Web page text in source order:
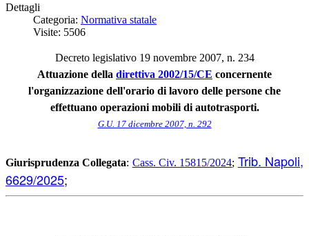
Dettagli
Categoria: Normativa statale
Visite: 5506
Decreto legislativo 19 novembre 2007, n. 234
Attuazione della direttiva 2002/15/CE concernente
l'organizzazione dell'orario di lavoro delle persone che
effettuano operazioni mobili di autotrasporti.
G.U. 17 dicembre 2007, n. 292
Giurisprudenza Collegata: Cass. Civ. 15815/2024; Trib. Napoli,
6629/2025;